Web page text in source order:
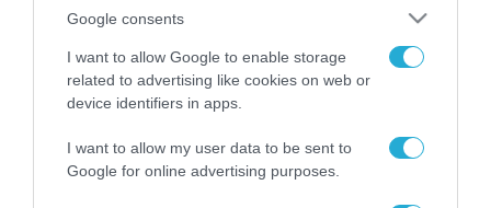
Google consents
I want to allow Google to enable storage
related to advertising like cookies on web or
device identifiers in apps.
I want to allow my user data to be sent to
Google for online advertising purposes.
Το χρηματοδοτούμενο
από την ΕΕ έργο “The
Gaming Police”
ενισχύει την ασφάλεια
των παιδιών στο
31.07.2026
ΑΑΔΕ: Διευκρινίσεις
για τα πρόστιμα σε
παραβάσεις που